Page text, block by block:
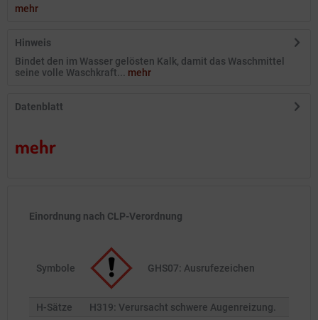
mehr
Hinweis
Bindet den im Wasser gelösten Kalk, damit das Waschmittel
seine volle Waschkraft... mehr
Datenblatt
mehr
Einordnung nach CLP-Verordnung
Symbole GHS07: Ausrufezeichen
H-Sätze H319: Verursacht schwere Augenreizung.